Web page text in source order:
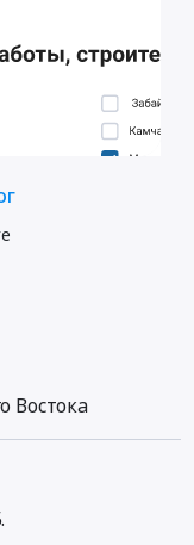
Востока
.